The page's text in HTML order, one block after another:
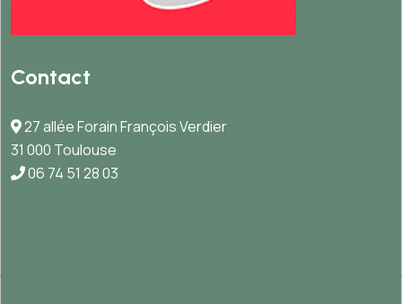
Contact
27 allée Forain François Verdier
31 000 Toulouse
06 74 51 28 03